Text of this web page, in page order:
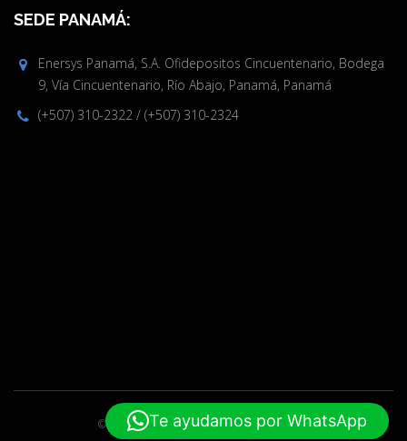
SEDE PANAMÁ:
Enersys Panamá, S.A. Ofidepositos Cincuentenario, Bodega
9, Vía Cincuentenario, Río Abajo, Panamá, Panamá
(+507) 310-2322 / (+507) 310-2324
© 2019-2024 Enersys. Hecho por ELPW
Te ayudamos por WhatsApp